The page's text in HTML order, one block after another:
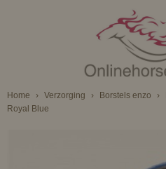
Home › Verzorging › Borstels enzo ›
Royal Blue